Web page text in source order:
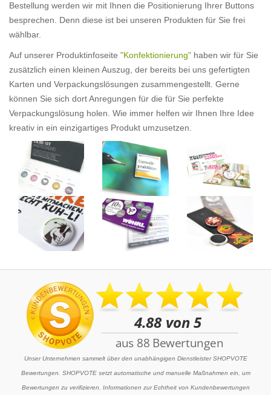
Bestellung werden wir mit Ihnen die Positionierung Ihrer Buttons
besprechen. Denn diese ist bei unseren Produkten für Sie frei
wählbar.
Auf unserer Produktinfoseite "Konfektionierung" haben wir für Sie
zusätzlich einen kleinen Auszug, der bereits bei uns gefertigten
Karten und Verpackungslösungen zusammengestellt. Gerne
können Sie sich dort Anregungen für die für Sie perfekte
Verpackungslösung holen. Wie immer helfen wir Ihnen Ihre Idee
kreativ in ein einzigartiges Produkt umzusetzen.
Unser Unternehmen sammelt über den unabhängigen Dienstleister SHOPVOTE
Bewertungen. SHOPVOTE setzt automatische und manuelle Maßnahmen ein, um
Bewertungen zu verifizieren. Informationen zur Echtheit von Kundenbewertungen